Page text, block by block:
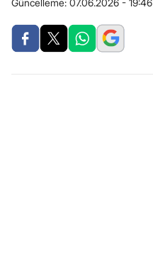
Güncelleme: 07.06.2026 - 19:46